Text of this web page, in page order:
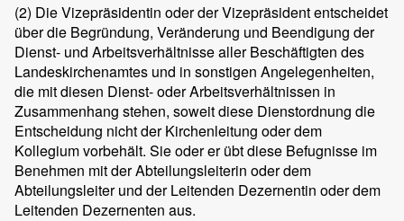
(2) Die Vizepräsidentin oder der Vizepräsident entscheidet
über die Begründung, Veränderung und Beendigung der
Dienst- und Arbeitsverhältnisse aller Beschäftigten des
Landeskirchenamtes und in sonstigen Angelegenheiten,
die mit diesen Dienst- oder Arbeitsverhältnissen in
Zusammenhang stehen, soweit diese Dienstordnung die
Entscheidung nicht der Kirchenleitung oder dem
Kollegium vorbehält. Sie oder er übt diese Befugnisse im
Benehmen mit der Abteilungsleiterin oder dem
Abteilungsleiter und der Leitenden Dezernentin oder dem
Leitenden Dezernenten aus.